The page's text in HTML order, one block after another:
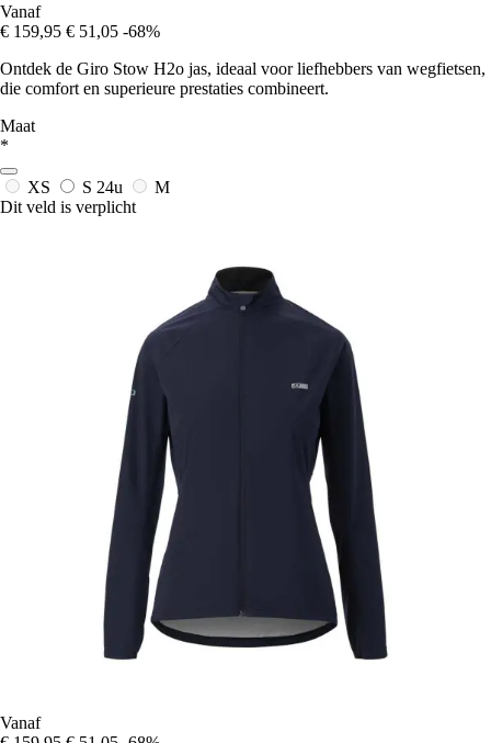
Vanaf
€ 159,95 € 51,05 -68%
Ontdek de Giro Stow H2o jas, ideaal voor liefhebbers van wegfietsen,
die comfort en superieure prestaties combineert.
Maat
*
XS S 24u
M
Dit veld is verplicht
Vanaf